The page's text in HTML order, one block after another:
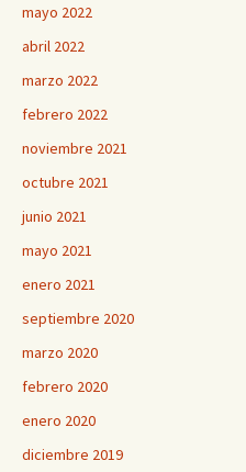
mayo 2022
abril 2022
marzo 2022
febrero 2022
noviembre 2021
octubre 2021
junio 2021
mayo 2021
enero 2021
septiembre 2020
marzo 2020
febrero 2020
enero 2020
diciembre 2019